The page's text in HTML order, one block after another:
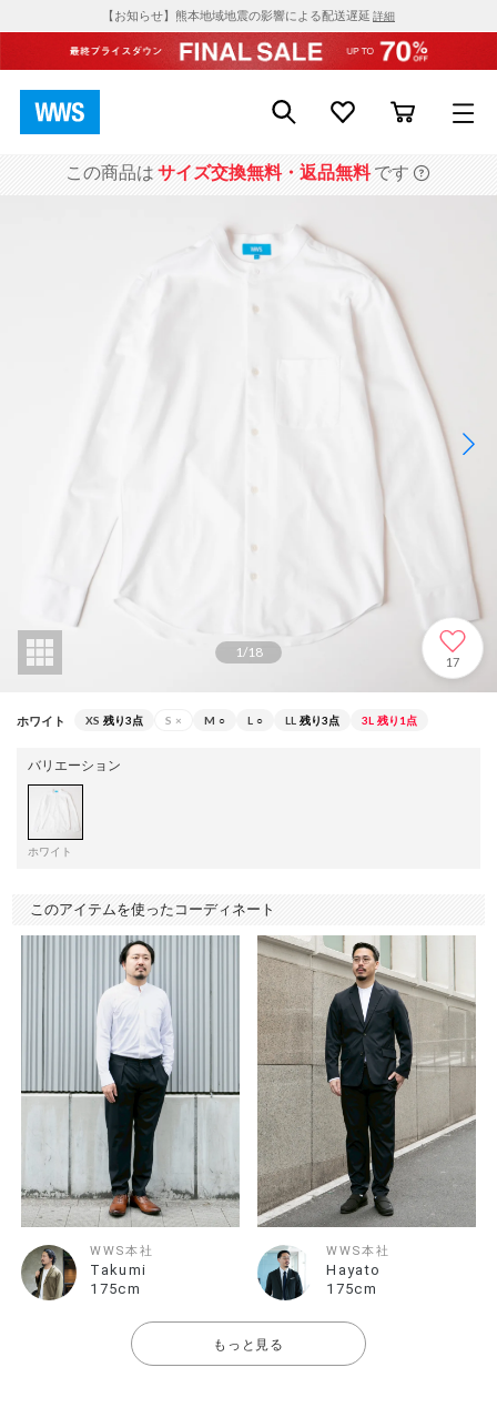
【お知らせ】熊本地域地震の影響による配送遅延 詳細
この商品は サイズ交換無料・返品無料です
1/18
17
ホワイト XS 残り3点 S × M ○ L ○ LL 残り3点 3L 残り1点
バリエーション
ホワイト
このアイテムを使ったコーディネート
WWS本社
Takumi
175cm
WWS本社
Hayato
175cm
もっと見る